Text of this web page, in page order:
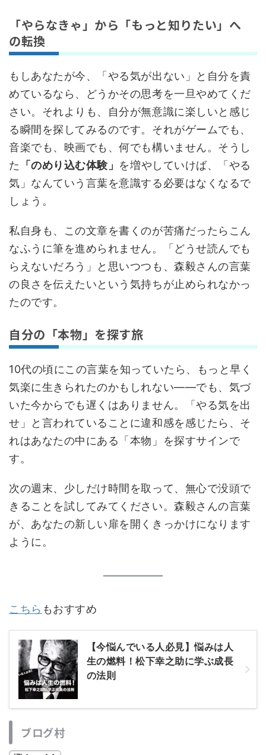
「やらなきゃ」から「もっと知りたい」へ
の転換
もしあなたが今、「やる気が出ない」と自分を責
めているなら、どうかその思考を一旦やめてくだ
さい。それよりも、自分が無意識に楽しいと感じ
る瞬間を探してみるのです。それがゲームでも、
音楽でも、映画でも、何でも構いません。そうし
た
「のめり込む体験」 を増やしていけば、「やる
気」なんていう言葉を意識する必要はなくなるで
しょう。
私自身も、この文章を書くのが苦痛だったらこん
なふうに筆を進められません。「どうせ読んでも
らえないだろう」と思いつつも、森毅さんの言葉
の良さを伝えたいという気持ちが止められなかっ
たのです。
自分の「本物」を探す旅
10代の頃にこの言葉を知っていたら、もっと早く
気楽に生きられたのかもしれない――でも、気づ
いた今からでも遅くはありません。「やる気を出
せ」と言われていることに違和感を感じたら、そ
れはあなたの中にある「本物」を探すサインで
す。
次の週末、少しだけ時間を取って、無心で没頭で
きることを試してみてください。森毅さんの言葉
が、あなたの新しい扉を開くきっかけになります
ように。
こちら もおすすめ
【今悩んでいる人必見】悩みは人
生の燃料！松下幸之助に学ぶ成長
の法則
ブログ村